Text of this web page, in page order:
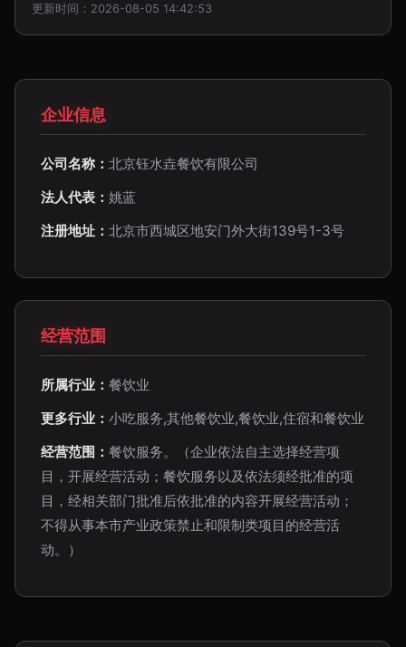
更新时间：2026-08-05 14:42:53
企业信息
公司名称： 北京钰水垚餐饮有限公司
法人代表： 姚蓝
注册地址： 北京市西城区地安门外大街139号1-3号
经营范围
所属行业： 餐饮业
更多行业： 小吃服务,其他餐饮业,餐饮业,住宿和餐饮业
经营范围： 餐饮服务。（企业依法自主选择经营项
目，开展经营活动；餐饮服务以及依法须经批准的项
目，经相关部门批准后依批准的内容开展经营活动；
不得从事本市产业政策禁止和限制类项目的经营活
动。）